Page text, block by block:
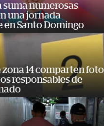
suma numerosas
una jornada
en Santo Domingo
zona 14 comparten foto
responsables de